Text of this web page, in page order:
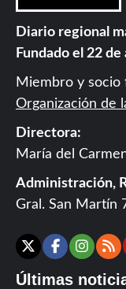
Diario regional
Fundado el 22
Miembro y socio
Organización de
Directora:
María del
Administración,
Gral. San Martín
X
Últimas